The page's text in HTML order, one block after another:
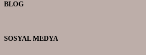
BLOG
SOSYAL MEDYA